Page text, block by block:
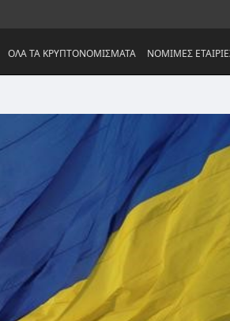
ΟΛΑ ΤΑ ΚΡΥΠΤΟΝΟΜΙΣΜΑΤΑ ΝΟΜΙΜΕΣ